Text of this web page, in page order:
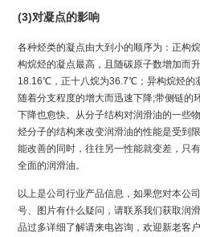
(3)对凝点的影响
各种烃类的凝点由大到小的顺序为：正构
构烷烃的凝点最高，且随碳原子数增加而
18.16℃，正十八烷为36.7℃；异构烷烃的
随着分支程度的增大而迅速下降;带侧链的
下降也愈快。从分子结构对润滑油的一些
烃分子的结构来改变润滑油的性能是受到
能改善的同时，往往另一性能就变差，只
全面的润滑油。
以上是公司行业产品信息，如果您对本公
号、图片有什么疑问，请联系我们获取润
品过多详细了解请来电咨询，欢迎新老客户